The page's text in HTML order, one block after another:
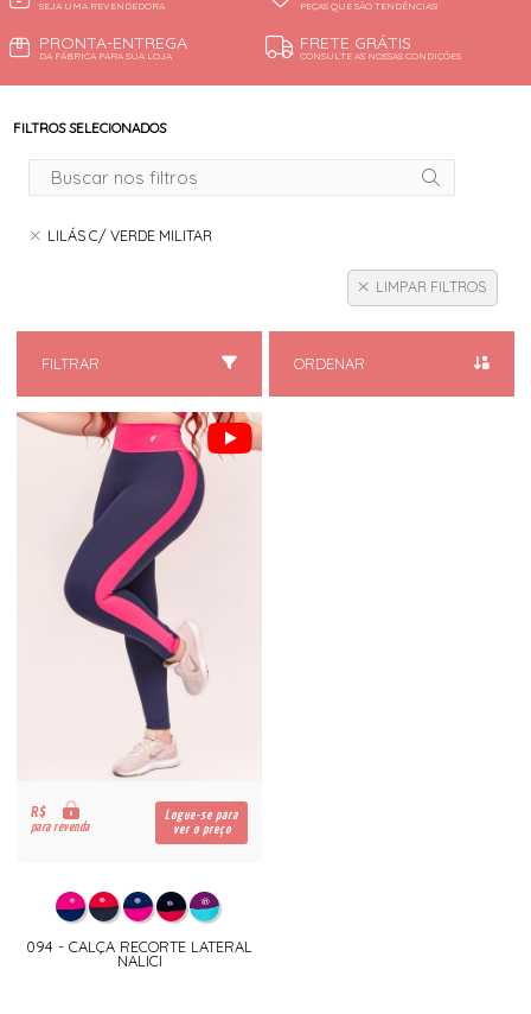
SEJA UMA REVENDEDORA PEÇAS QUE SÃO TENDÊNCIAS!
PRONTA-ENTREGA
DA FÁBRICA PARA SUA LOJA
FRETE GRÁTIS
CONSULTE AS NOSSAS CONDIÇÕES
FILTROS SELECIONADOS
LILÁS C/ VERDE MILITAR
LIMPAR FILTROS
FILTRAR ORDENAR
R$
para revenda
Logue-se para
ver o preço
094 - CALÇA RECORTE LATERAL
NALICI